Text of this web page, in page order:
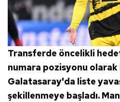
Transferde öncelikli
numara pozisyonu
Galatasaray'da liste
şekillenmeye başladı.